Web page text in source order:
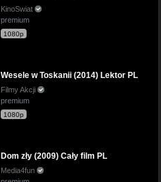
KinoSwiat
premium
1080p
Wesele w Toskanii (2014) Lektor PL
Filmy Akcji
premium
1080p
Dom zły (2009) Cały film PL
Media4fun